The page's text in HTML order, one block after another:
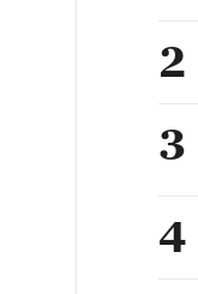
2
3
4